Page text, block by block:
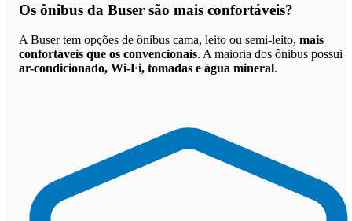
Os ônibus da Buser são mais confortáveis?
A Buser tem opções de ônibus cama, leito ou semi-leito, mais
confortáveis que os convencionais. A maioria dos ônibus possui
ar-condicionado, Wi-Fi, tomadas e água mineral.